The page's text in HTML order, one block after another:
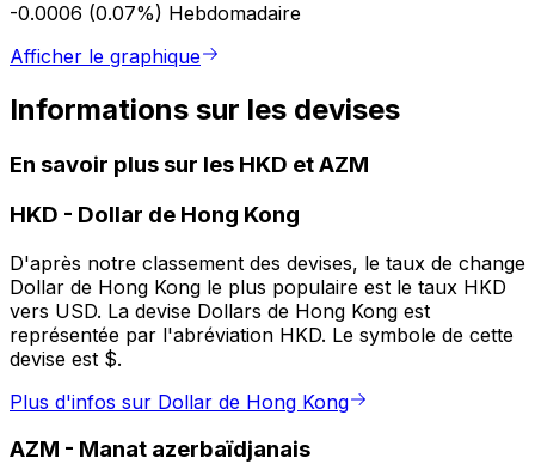
-0.0006 (0.07%) Hebdomadaire
Afficher le graphique
Informations sur les devises
En savoir plus sur les HKD et AZM
HKD - Dollar de Hong Kong
D'après notre classement des devises, le taux de change
Dollar de Hong Kong le plus populaire est le taux HKD
vers USD. La devise Dollars de Hong Kong est
représentée par l'abréviation HKD. Le symbole de cette
devise est $.
Plus d'infos sur Dollar de Hong Kong
AZM - Manat azerbaïdjanais